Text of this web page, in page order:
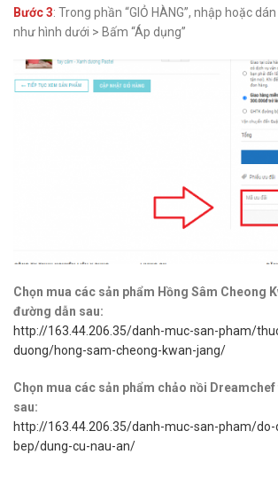
Bước 3: Trong phần “GIỎ HÀNG”, nhập hoặc
như hình dưới > Bấm “Áp dụng”
Chọn mua các sản phẩm Hồng Sâm Cheong
đường dẫn sau:
http://163.44.206.35/danh-muc-san-pham/
duong/hong-sam-cheong-kwan-jang/
Chọn mua các sản phẩm chảo nồi
sau:
http://163.44.206.35/danh-muc-san-pham/do-
bep/dung-cu-nau-an/